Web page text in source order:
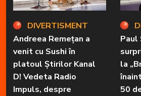
DIVERTISMENT
Andreea Remețan a
venit cu Sushi în
platoul Știrilor Kanal
D! Vedeta Radio
Impuls, despre
Paul
la
50